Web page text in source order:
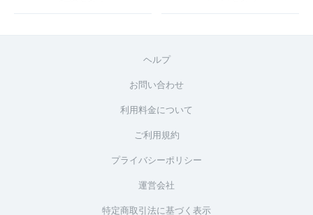
ヘルプ
お問い合わせ
利用料金について
ご利用規約
プライバシーポリシー
運営会社
特定商取引法に基づく表示